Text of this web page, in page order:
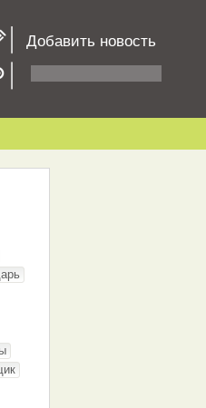
Добавить новость